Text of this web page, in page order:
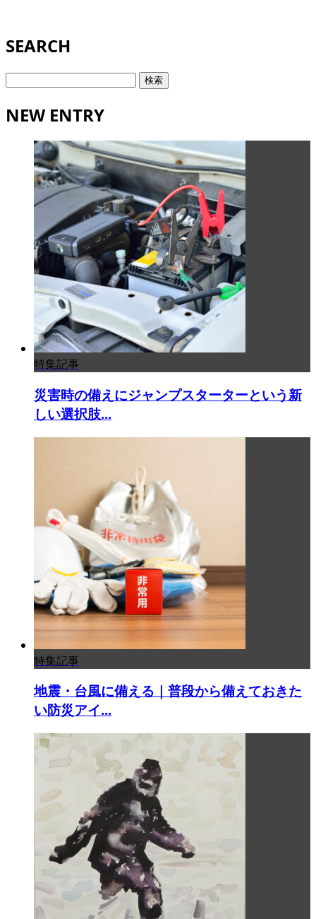
SEARCH
検
NEW ENTRY
特集記事
災害時の備えにジャンプスターターという新
しい選択肢...
特集記事
地震・台風に備える｜普段から備えておきた
い防災アイ...